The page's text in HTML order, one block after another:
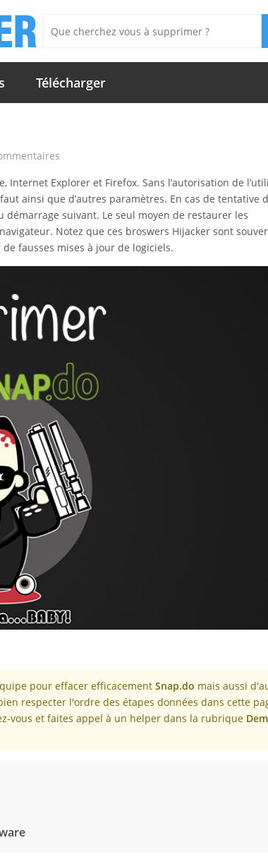
Télécharger
Internet Explorer et Firefox. Sans l’autorisation de
ainsi que d’autres paramètres. En cas de tentative
suivant. Le seul moyen de restaurer les
Notez que ces broswers Hijacker sont
fausses mises à jour de logiciels.
pour effacer efficacement Snap.do mais aussi
respecter l'ordre des étapes données dans cette
vous et faites appel à un helper dans la rubrique